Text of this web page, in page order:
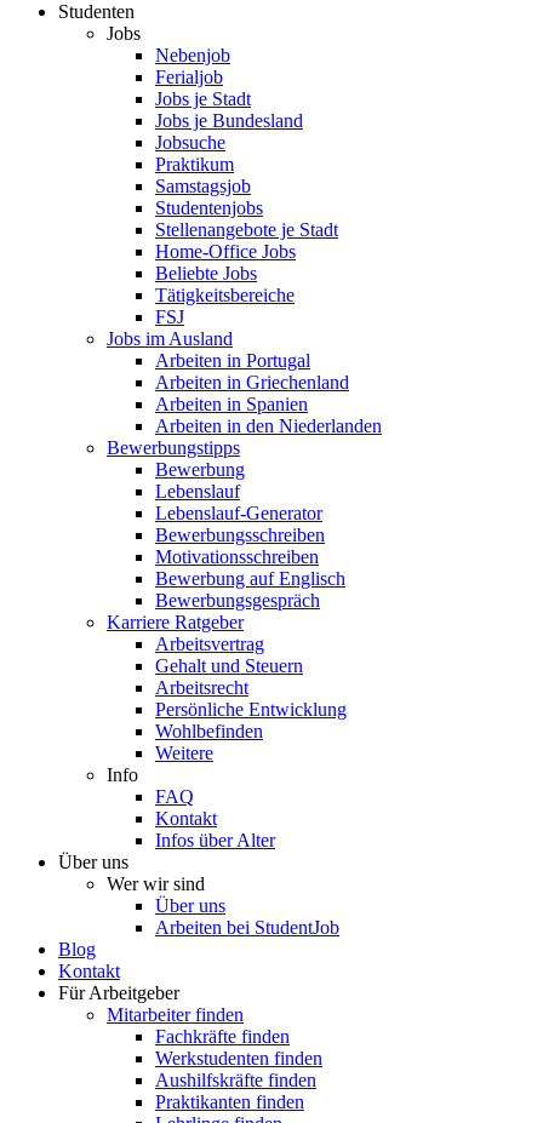
Studenten
Jobs
Nebenjob
Ferialjob
Jobs je Stadt
Jobs je Bundesland
Jobsuche
Praktikum
Samstagsjob
Studentenjobs
Stellenangebote je Stadt
Home-Office Jobs
Beliebte Jobs
Tätigkeitsbereiche
FSJ
Jobs im Ausland
Arbeiten in Portugal
Arbeiten in Griechenland
Arbeiten in Spanien
Arbeiten in den Niederlanden
Bewerbungstipps
Bewerbung
Lebenslauf
Lebenslauf-Generator
Bewerbungsschreiben
Motivationsschreiben
Bewerbung auf Englisch
Bewerbungsgespräch
Karriere Ratgeber
Arbeitsvertrag
Gehalt und Steuern
Arbeitsrecht
Persönliche Entwicklung
Wohlbefinden
Weitere
Info
FAQ
Kontakt
Infos über Alter
Über uns
Wer wir sind
Über uns
Arbeiten bei StudentJob
Blog
Kontakt
Für Arbeitgeber
Mitarbeiter finden
Fachkräfte finden
Werkstudenten finden
Aushilfskräfte finden
Praktikanten finden